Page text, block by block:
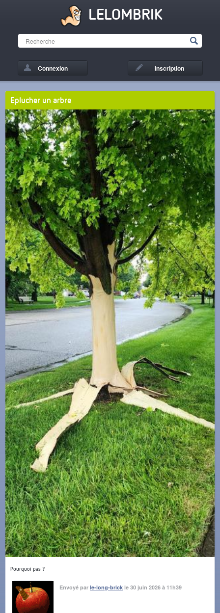
LELOMBRIK
Connexion Inscription
Eplucher un arbre
Pourquoi pas ?
Envoyé parle-long-brick le 30 juin 2026 à 11h39